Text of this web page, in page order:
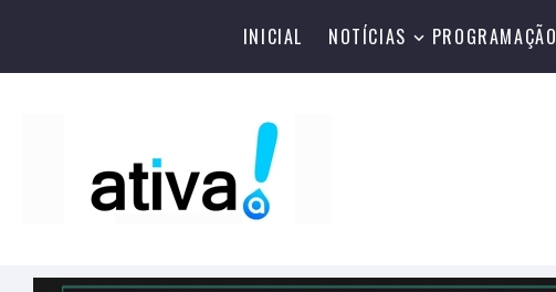
INICIAL NOTÍCIAS PROGRAMAÇÃO